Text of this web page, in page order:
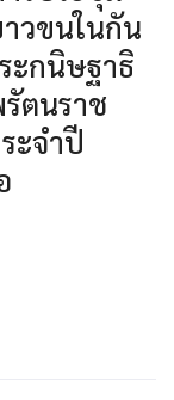
วขนในกัน
ะกนิษฐาธิ
รัตนราช
ะจำปี